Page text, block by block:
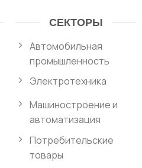
СЕКТОРЫ
Автомобильная
промышленность
Электротехника
Машиностроение и
автоматизация
Потребительские
товары